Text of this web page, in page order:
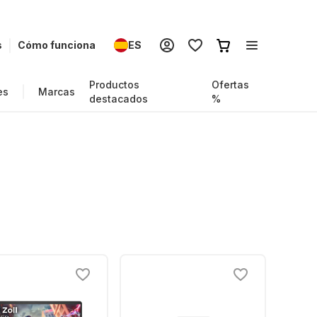
Cómo funciona ES
Marcas
Productos
destacados
Ofertas
%